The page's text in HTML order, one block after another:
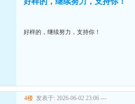
好样的，继续努力，支持你！
4楼 发表于: 2026-06-02 23:06 ---